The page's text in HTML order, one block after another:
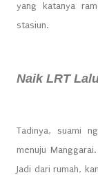
yang katanya
stasiun.
Naik LRT
Tadinya, suami
menuju
Jadi dari rumah,